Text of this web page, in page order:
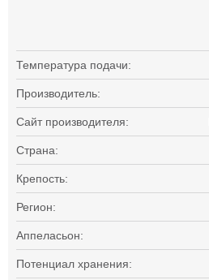
Температура подачи:
Производитель:
Сайт производителя:
Страна:
Крепость:
Регион:
Аппеласьон:
Потенциал хранения: